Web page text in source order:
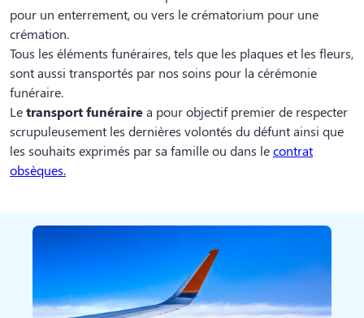
pour un enterrement, ou vers le crématorium pour une
crémation.
Tous les éléments funéraires, tels que les plaques et les fleurs,
sont aussi transportés par nos soins pour la cérémonie
funéraire.
Letransport funérairea pour objectif premier de respecter
scrupuleusement les dernières volontés du défunt ainsi que
les souhaits exprimés par sa famille ou dans lecontrat
obsèques.